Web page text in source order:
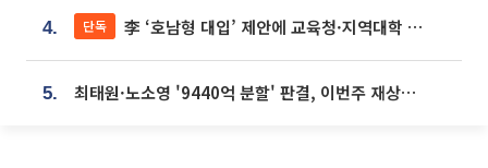
4. 단독 李 ‘호남형 대입’ 제안에 교육청·지역대학 서·논술형 입시 연계 '착수'
5. 최태원·노소영 '9440억 분할' 판결, 이번주 재상고 여부 주목